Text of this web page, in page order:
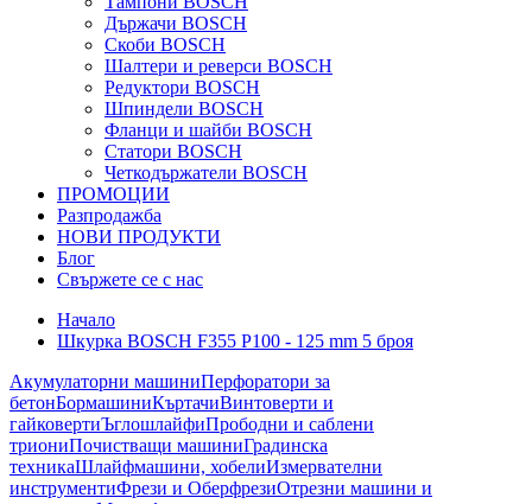
Държачи BOSCH
Скоби BOSCH
Шалтери и реверси BOSCH
Редуктори BOSCH
Шпиндели BOSCH
Фланци и шайби BOSCH
Статори BOSCH
Четкодържатели BOSCH
ПРОМОЦИИ
Разпродажба
НОВИ ПРОДУКТИ
Блог
Свържете се с нас
Начало
Шкурка BOSCH F355 P100 - 125 mm 5 броя
Акумулаторни машиниПерфоратори за
бетонБормашиниКъртачиВинтоверти и
гайковертиЪглошлайфиПрободни и саблени
триониПочистващи машиниГрадинска
техникаШлайфмашини, хобелиИзмервателни
инструментиФрези и ОберфрезиОтрезни машини и